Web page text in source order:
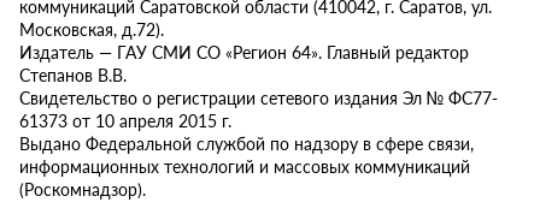
коммуникаций Саратовской области (410042, г. Саратов, ул.
Московская, д.72).
Издатель — ГАУ СМИ СО «Регион 64». Главный редактор
Степанов В.В.
Свидетельство о регистрации сетевого издания Эл № ФС77-
61373 от 10 апреля 2015 г.
Выдано Федеральной службой по надзору в сфере связи,
информационных технологий и массовых коммуникаций
(Роскомнадзор).